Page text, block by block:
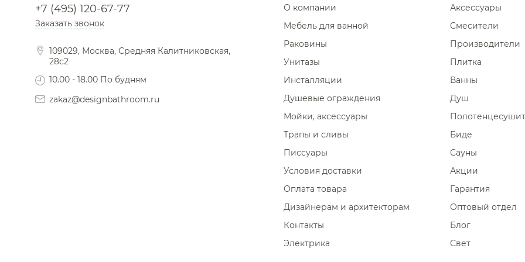
Донные клапаны Ramonsoler
Донные клапаны Almar
Донные клапаны Alice
Донные клапаны Paini
Донные клапаны Remer
Донные клапаны Zucchetti
Донные клапаны Verona Style
Донные клапаны Ideal Standard
Донные клапаны Carimali
Донные клапаны GSG
Донные клапаны Whitecross
+7 (495) 120-67-77
Заказать звонок
109029, Москва, Средняя Калитниковская,
28с2
10.00 - 18.00 По будням
zakaz@designbathroom.ru
О компании
Аксессуары
Мебель для ванной
Смесители
Раковины
Производители
Унитазы
Плитка
Инсталляции
Ванны
Душевые ограждения
Душ
Мойки, аксессуары
Трапы и сливы
Биде
Писсуары
Сауны
Условия доставки
Акции
Оплата товара
Гарантия
Дизайнерам и архитекторам
Оптовый отдел
Контакты
Блог
Электрика
Свет